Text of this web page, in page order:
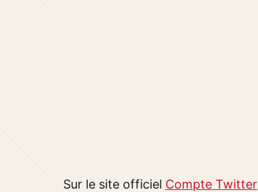
Sur le site officiel Compte Twitter